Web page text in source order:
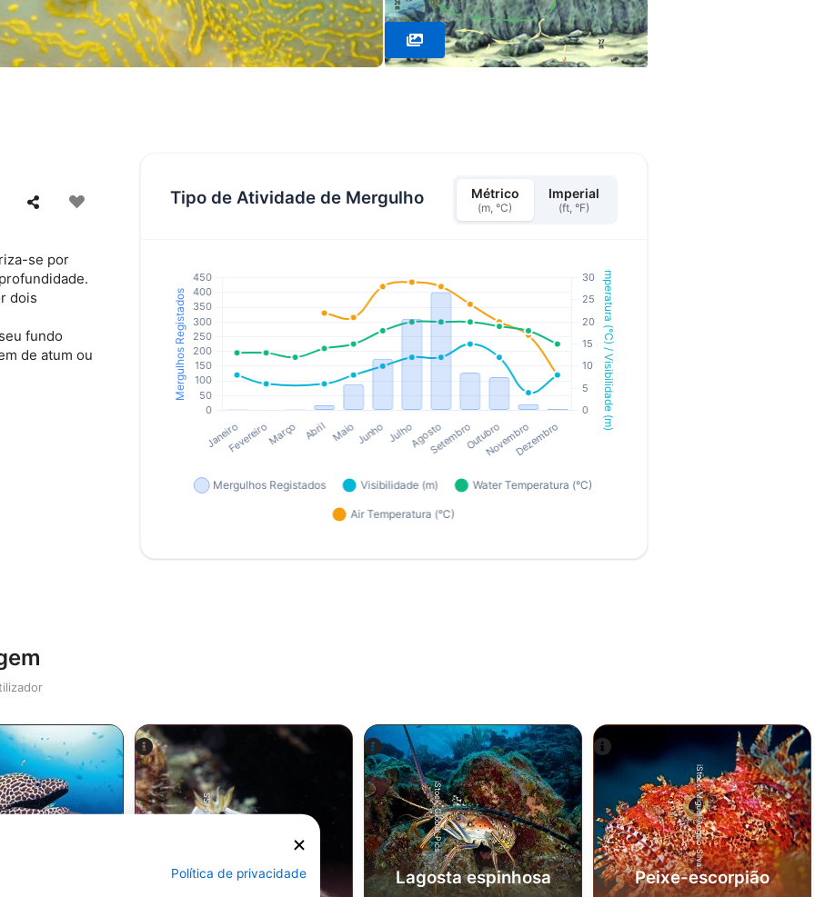
se por
dois
fundo
de atum ou
Tipo de Atividade de Mergulho Métrico
(m, °C)
Imperial
(ft, °F)
SSI-Peter-Schinck iStock-Global_Pics
Lagosta espinhosa
iStock-Miguel-Angelo-Silva.
Peixe-escorpião
Política de privacidade